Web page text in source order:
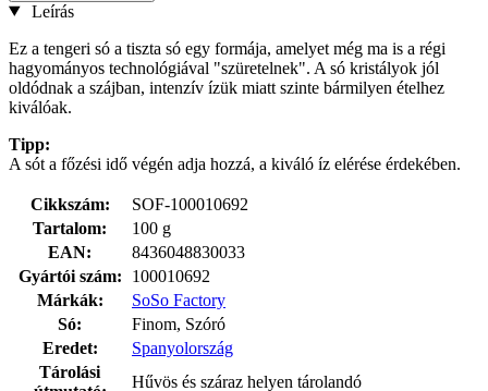
Leírás
Ez a tengeri só a tiszta só egy formája, amelyet még ma is a régi
hagyományos technológiával "szüretelnek". A só kristályok jól
oldódnak a szájban, intenzív ízük miatt szinte bármilyen ételhez
kiválóak.
Tipp:
A sót a főzési idő végén adja hozzá, a kiváló íz elérése érdekében.
Cikkszám:
SOF-100010692
Tartalom:
100 g
EAN:
8436048830033
Gyártói szám:
100010692
Márkák:
SoSo Factory
Só:
Finom, Szóró
Eredet:
Spanyolország
Tárolási
Hűvös és száraz helyen tárolandó